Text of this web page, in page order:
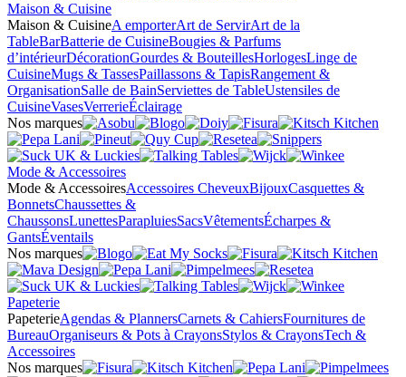
Maison & Cuisine
Maison & CuisineA emporterArt de ServirArt de la
TableBarBatterie de CuisineBougies & Parfums
d’intérieurDécorationGourdes & BouteillesHorlogesLinge de
CuisineMugs & TassesPaillassons & TapisRangement &
OrganisationSalle de BainServiettes de TableUstensiles de
CuisineVasesVerrerieÉclairage
Nos marques
Mode & Accessoires
Mode & AccessoiresAccessoires CheveuxBijouxCasquettes &
BonnetsChaussettes &
ChaussonsLunettesParapluiesSacsVêtementsÉcharpes &
GantsÉventails
Nos marques
Papeterie
PapeterieAgendas & PlannersCarnets & CahiersFournitures de
BureauOrganiseurs & Pots à CrayonsStylos & CrayonsTech &
Accessoires
Nos marques